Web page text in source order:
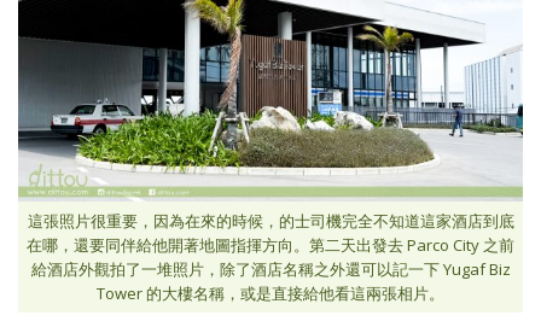
這張照片很重要，因為在來的時候，的士司機完全不知道這家酒店到底
在哪，還要同伴給他開著地圖指揮方向。第二天出發去 Parco City 之前
給酒店外觀拍了一堆照片，除了酒店名稱之外還可以記一下 Yugaf Biz
Tower 的大樓名稱，或是直接給他看這兩張相片。